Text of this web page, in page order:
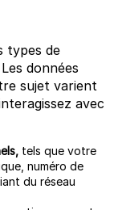
types de
données
sujet varient
avec
tels que votre
numéro de
du réseau